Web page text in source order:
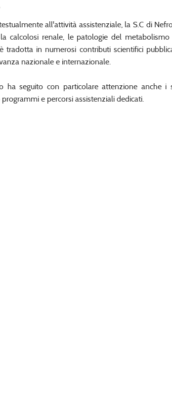
all'attività assistenziale, la S.C di
calcolosi renale, le patologie del
tradotta in numerosi contributi scientifici
nazionale e internazionale.
ha seguito con particolare attenzione anche i
e percorsi assistenziali dedicati.